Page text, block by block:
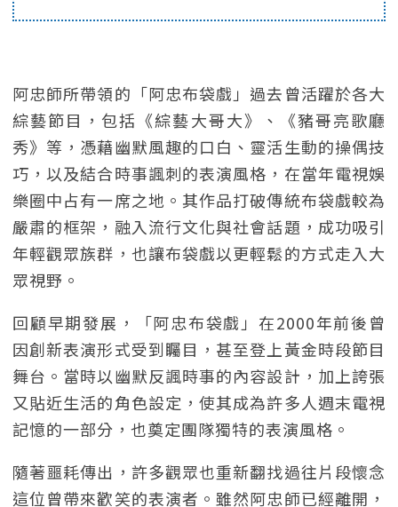
阿忠師所帶領的「阿忠布袋戲」過去曾活躍於各大
綜藝節目，包括《綜藝大哥大》、《豬哥亮歌廳
秀》等，憑藉幽默風趣的口白、靈活生動的操偶技
巧，以及結合時事諷刺的表演風格，在當年電視娛
樂圈中占有一席之地。其作品打破傳統布袋戲較為
嚴肅的框架，融入流行文化與社會話題，成功吸引
年輕觀眾族群，也讓布袋戲以更輕鬆的方式走入大
眾視野。
回顧早期發展，「阿忠布袋戲」在2000年前後曾
因創新表演形式受到矚目，甚至登上黃金時段節目
舞台。當時以幽默反諷時事的內容設計，加上誇張
又貼近生活的角色設定，使其成為許多人週末電視
記憶的一部分，也奠定團隊獨特的表演風格。
隨著噩耗傳出，許多觀眾也重新翻找過往片段懷念
這位曾帶來歡笑的表演者。雖然阿忠師已經離開，